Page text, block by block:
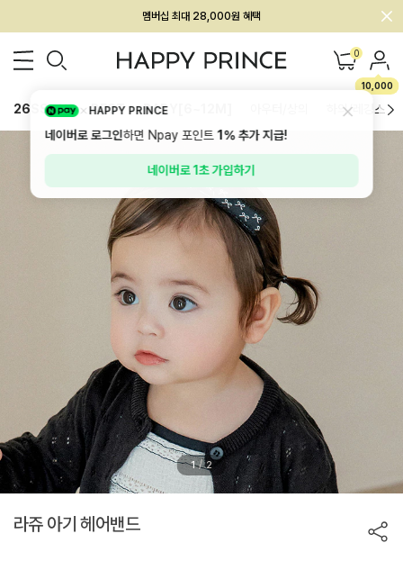
멤버십 최대 28,000원 혜택
0
10,000
26SS 신상 BEST BABY[6~12M] 하의/레깅스
1 / 2
라쥬 아기 헤어밴드
HAPPY PRINCE
네이버로 로그인하면 Npay 포인트1%추가 지급!
네이버로 1초 가입하기